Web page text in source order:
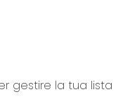
gestire la tua lista